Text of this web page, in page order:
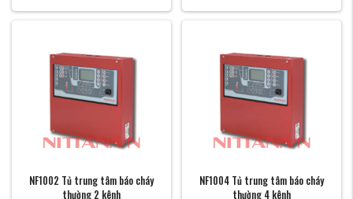
NF1002 Tủ trung tâm báo cháy
thường 2 kênh
NF1004 Tủ trung tâm báo cháy
thường 4 kênh